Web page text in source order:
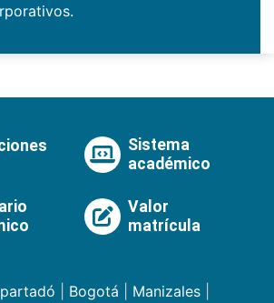
Sistema
académico
Valor
matrícula
Bogotá Manizales